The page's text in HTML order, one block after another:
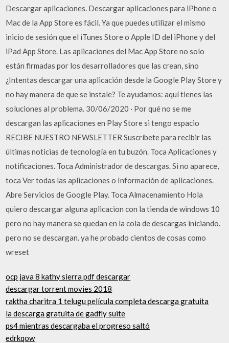
Descargar aplicaciones. Descargar aplicaciones para iPhone o
Mac de la App Store es fácil. Ya que puedes utilizar el mismo
inicio de sesión que el iTunes Store o Apple ID del iPhone y del
iPad App Store. Las aplicaciones del Mac App Store no solo
están firmadas por los desarrolladores que las crean, sino
¿Intentas descargar una aplicación desde la Google Play Store y
no hay manera de que se instale? Te ayudamos: aquí tienes las
soluciones al problema. 30/06/2020 · Por qué no se me
descargan las aplicaciones en Play Store si tengo espacio
RECIBE NUESTRO NEWSLETTER Suscríbete para recibir las
últimas noticias de tecnología en tu buzón. Toca Aplicaciones y
notificaciones. Toca Administrador de descargas. Si no aparece,
toca Ver todas las aplicaciones o Información de aplicaciones.
Abre Servicios de Google Play. Toca Almacenamiento Hola
quiero descargar alguna aplicacion con la tienda de windows 10
pero no hay manera se quedan en la cola de descargas iniciando.
pero no se descargan. ya he probado cientos de cosas como
wreset
ocp java 8 kathy sierra pdf descargar
descargar torrent movies 2018
raktha charitra 1 telugu película completa descarga gratuita
la descarga gratuita de gadfly suite
ps4 mientras descargaba el progreso saltó
edrkqow